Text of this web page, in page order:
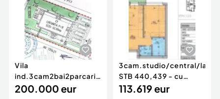
Vila
ind.3cam2bai2parcari-
192mp curte/25min
200.000 eur
3cam.studio/central/langa
STB 440,439 - cu
capat metrou P...
113.619 eur